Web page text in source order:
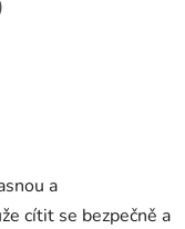
a
cítit se bezpečně a